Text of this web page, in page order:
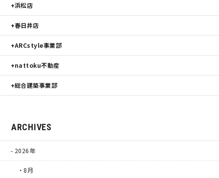
浜松店
春日井店
ARCstyle事業部
nattoku不動産
総合建築事業部
ARCHIVES
2026年
・8月